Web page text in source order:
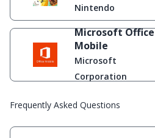
Nintendo
Microsoft Office
Mobile
Microsoft
Corporation
Frequently Asked Questions